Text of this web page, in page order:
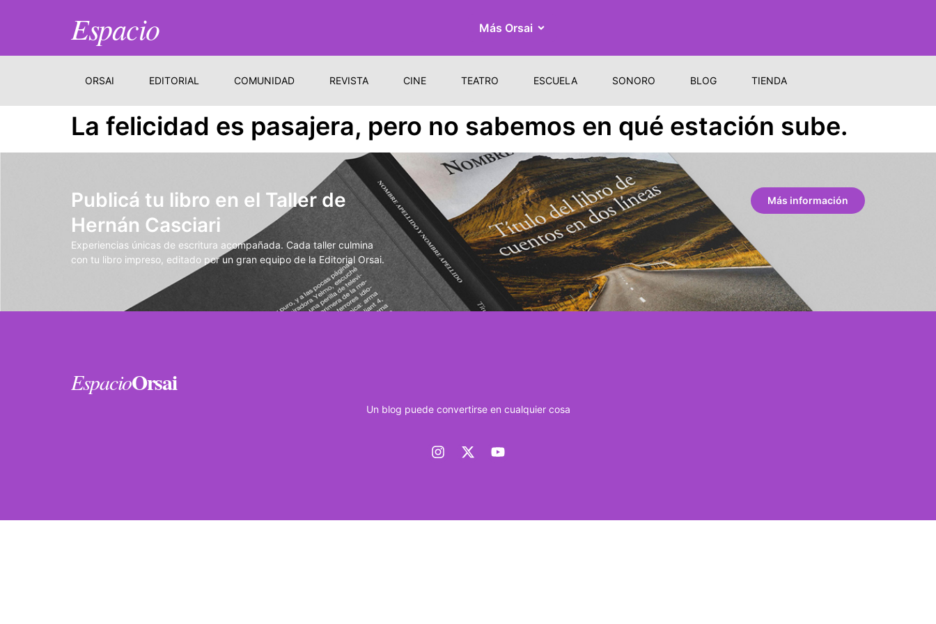
Espacio Más Orsai
ORSAI EDITORIAL COMUNIDAD REVISTA CINE TEATRO ESCUELA SONORO BLOG TIENDA
La felicidad es pasajera, pero no sabemos en qué estación sube.
Publicá tu libro en el Taller de
Hernán Casciari
Experiencias únicas de escritura acompañada. Cada taller culmina
con tu libro impreso, editado por un gran equipo de la Editorial Orsai.
Más información
EspacioOrsai
Un blog puede convertirse en cualquier cosa